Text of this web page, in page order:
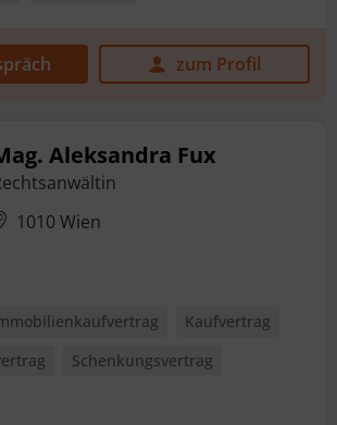
zum Profil
Aleksandra Fux
1010 Wien
Kaufvertrag
Schenkungsvertrag